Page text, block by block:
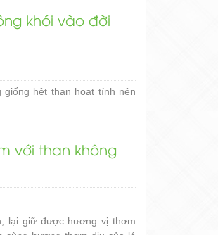
khói vào đời
hệt than hoạt tính nên
với than không
lại giữ được hương vị thơm